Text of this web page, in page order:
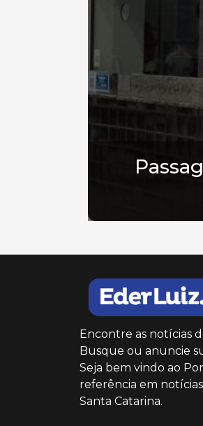
Encontre as notícias
Busque ou anuncie
Seja bem vindo ao
referência em
Santa Catarina.